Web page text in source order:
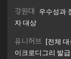
강원대
우수성과
자 대상
유니허브 [전체
이크로디그리 발